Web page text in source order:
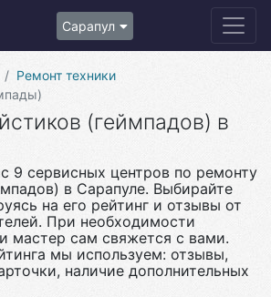
Сарапул
Ремонт техники
(геймпадов) в
9 сервисных центров по ремонту
в Сарапуле. Выбирайте
на его рейтинг и отзывы от
При необходимости
и мастер сам свяжется с вами.
мы используем: отзывы,
наличие дополнительных